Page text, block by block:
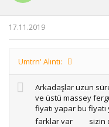
17.11.2019
Umtrn' Alıntı:
Arkadaşlar uzun
ve üstü massey
fiyatı yapar bu
farklar var
sizin